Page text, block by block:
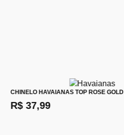
CHINELO HAVAIANAS TOP ROSE GOLD
R$ 37,99